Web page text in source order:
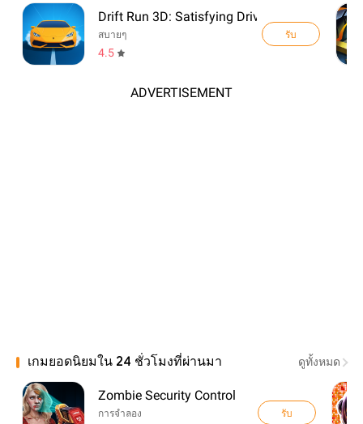
Drift Run 3D: Satisfying Drive
สบายๆ
4.5
รับ
ADVERTISEMENT
เกมยอดนิยมใน 24 ชั่วโมงที่ผ่านมา ดูทั้งหมด
Zombie Security Control
การจำลอง รับ